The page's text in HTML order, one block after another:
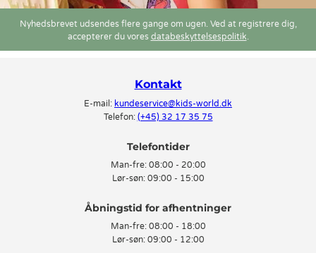
Nyhedsbrevet udsendes flere gange om ugen. Ved at registrere dig,
accepterer du vores databeskyttelsespolitik.
Kontakt
E-mail: kundeservice@kids-world.dk
Telefon: (+45) 32 17 35 75
Telefontider
Man-fre: 08:00 - 20:00
Lør-søn: 09:00 - 15:00
Man-fre: 08:00 - 18:00
Lør-søn: 09:00 - 12:00